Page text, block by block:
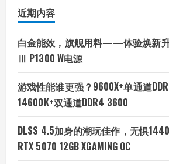
近期内容
白金能效，旗舰用料——体验焕新升
Ⅲ P1300 W电源
游戏性能谁更强？9600X+单通道
14600K+双通道DDR4 3600
DLSS 4.5加身的潮玩佳作，无惧
RTX 5070 12GB XGAMING OC